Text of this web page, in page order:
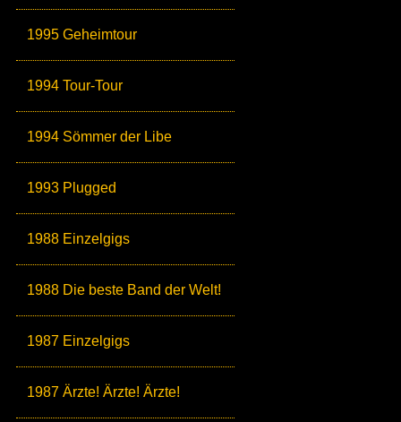
1995 Geheimtour
1994 Tour-Tour
1994 Sömmer der Libe
1993 Plugged
1988 Einzelgigs
1988 Die beste Band der Welt!
1987 Einzelgigs
1987 Ärzte! Ärzte! Ärzte!